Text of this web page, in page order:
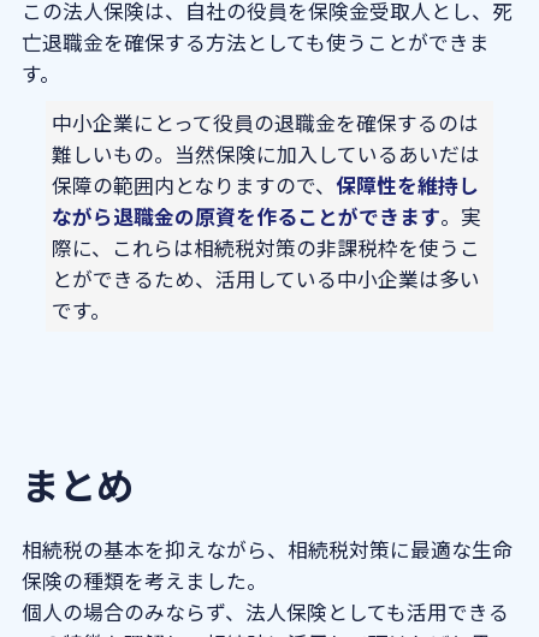
この法人保険は、自社の役員を保険金受取人とし、死
亡退職金を確保する方法としても使うことができま
す。
中小企業にとって役員の退職金を確保するのは
難しいもの。当然保険に加入しているあいだは
保障の範囲内となりますので、 保障性を維持し
ながら退職金の原資を作ることができます。実
際に、これらは相続税対策の非課税枠を使うこ
とができるため、活用している中小企業は多い
です。
まとめ
相続税の基本を抑えながら、相続税対策に最適な生命
保険の種類を考えました。
個人の場合のみならず、法人保険としても活用できる